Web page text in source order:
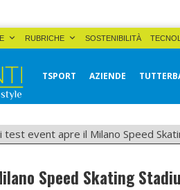
RUBRICHE SOSTENIBILITÀ
TSPORT AZIENDE
test event apre il Milano Speed
Speed Skating